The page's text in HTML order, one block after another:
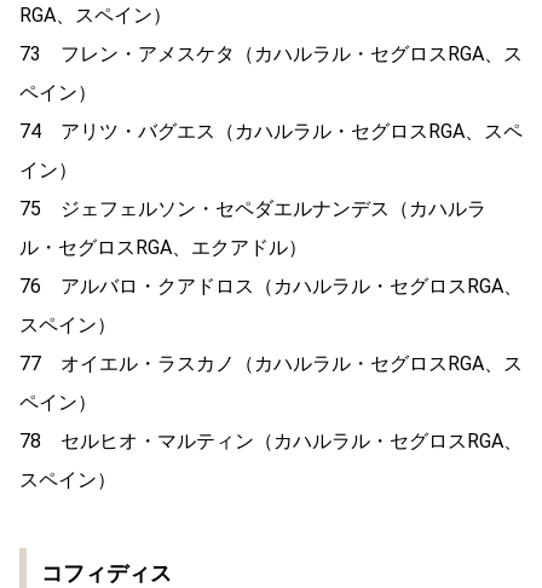
RGA、スペイン）
73 フレン・アメスケタ（カハルラル・セグロスRGA、ス
ペイン）
74 アリツ・バグエス（カハルラル・セグロスRGA、スペ
イン）
75 ジェフェルソン・セペダエルナンデス（カハルラ
ル・セグロスRGA、エクアドル）
76 アルバロ・クアドロス（カハルラル・セグロスRGA、
スペイン）
77 オイエル・ラスカノ（カハルラル・セグロスRGA、ス
ペイン）
78 セルヒオ・マルティン（カハルラル・セグロスRGA、
スペイン）
コフィディス